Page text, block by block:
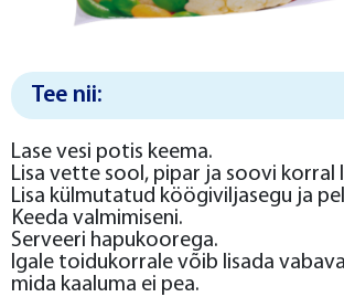
Tee nii:
Lase vesi potis keema.
Lisa vette sool, pipar ja soovi korral
Lisa külmutatud köögiviljasegu ja
Keeda valmimiseni.
Serveeri hapukoorega.
Igale toidukorrale võib lisada
mida kaaluma ei pea.